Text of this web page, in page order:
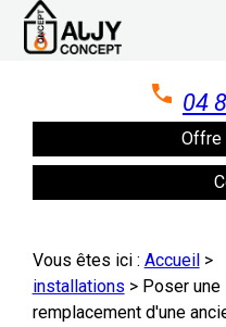
04
Offre
Vous êtes ici : Accueil>
installations > Poser une
remplacement d'une
Panneau de gestion des